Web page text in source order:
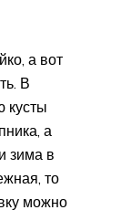
а вот
В
кусты
а
зима в
то
можно